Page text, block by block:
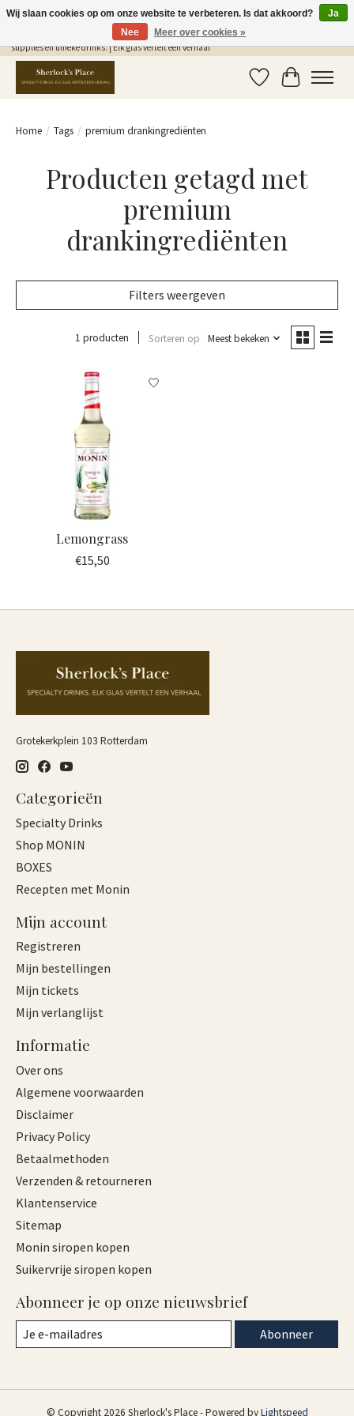
Gratis Verzending in NL vanaf €75,- | Sherlocks Place: dé plek voor MONIN siropen, bar
supplies en unieke drinks. | Elk glas vertelt een verhaal
Verlanglijst
Home / Tags / premium drankingrediënten
Producten getagd met
premium
drankingrediënten
Filters weergeven
1 producten Sorteren op Meest bekeken
Lemongrass
€15,50
Grotekerkplein 103 Rotterdam
Categorieën
Specialty Drinks
Shop MONIN
BOXES
Recepten met Monin
Mijn account
Registreren
Mijn bestellingen
Mijn tickets
Mijn verlanglijst
Informatie
Over ons
Algemene voorwaarden
Disclaimer
Privacy Policy
Betaalmethoden
Verzenden & retourneren
Klantenservice
Sitemap
Monin siropen kopen
Suikervrije siropen kopen
Abonneer je op onze nieuwsbrief
Abonneer
© Copyright 2026 Sherlock's Place - Powered byLightspeed
Wij slaan cookies op om onze website te verbeteren. Is dat akkoord?
Ja
Nee
Meer over cookies »